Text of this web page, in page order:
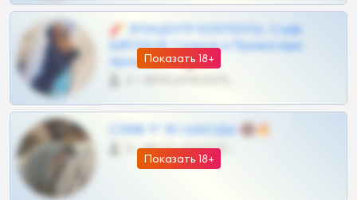
Показать 18+
🧨 ЭПИЦЕНТР КОНТЕНТА: Слив
ШКОДОВ Сливов и Приватных
Архивов ТГ 🔞💎
Показать 18+
СЛИВ ТГ 18 | ШКОДЫ 🔞🔥
0 •